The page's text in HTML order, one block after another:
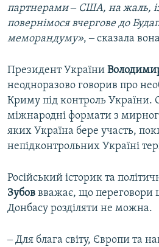
партнерами ‒ США, на жаль,
повернімося вчергове до
меморандуму», ‒ сказала
Президент України
неодноразово говорив про
Криму під контроль України.
міжнародні формати з
яких Україна бере участь,
непідконтрольних Україні
Російський історик та
Зубов вважає, що переговори
Донбасу розділяти не можна.
‒ Для блага світу, Європи та